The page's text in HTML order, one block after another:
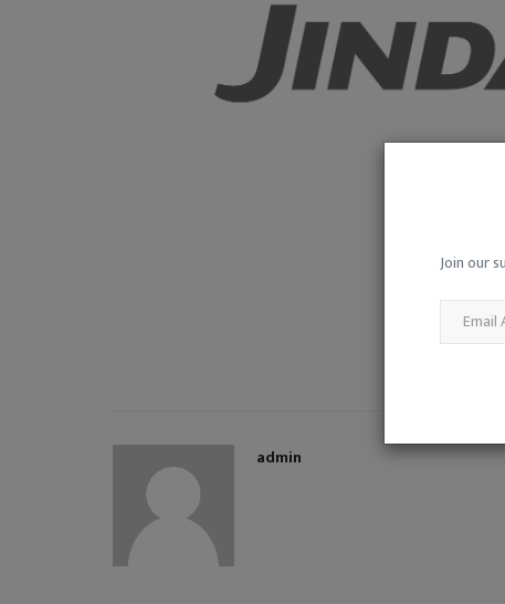
Join our
admin
कलेक्टर देवेश कुमार ध्रुव ने समय-सीमा
में दिए महत्वपूर्ण...